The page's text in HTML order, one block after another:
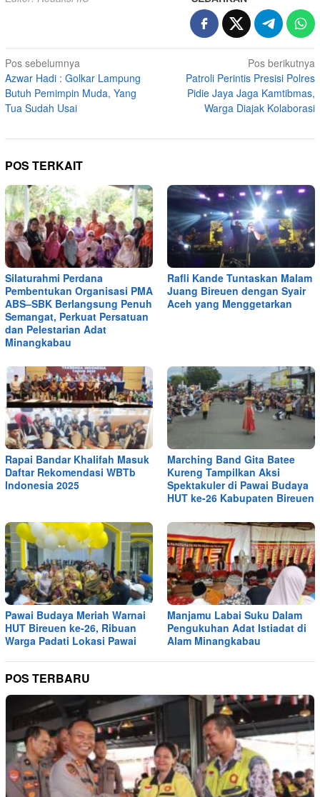
Navigasi
pos
Pos sebelumnya
Azwar Hadi : Golkar Lampung
Butuh Pemimpin Muda, Yang
Tua Sudah Usai
Pos berikutnya
Patroli Perintis Presisi Polres
Pidie Jaya Jaga Kamtibmas,
Warga Diajak Kolaborasi
POS TERKAIT
Silaturahmi Perdana
Pembentukan Organisasi PMA
ABS–SBK Berlangsung Penuh
Semangat, Perkuat Persatuan
dan Pelestarian Adat
Minangkabau
Rafli Kande Tuntaskan Malam
Juang Bireuen dengan Syair
Aceh yang Menggetarkan
Rapai Bandar Khalifah Masuk
Daftar Rekomendasi WBTb
Indonesia 2025
Marching Band Gita Batee
Kureng Tampilkan Aksi
Spektakuler di Pawai Budaya
HUT ke-26 Kabupaten Bireuen
Pawai Budaya Meriah Warnai
HUT Bireuen ke-26, Ribuan
Warga Padati Lokasi Pawai
Manjamu Labai Suku Dalam
Pengukuhan Adat Istiadat di
Alam Minangkabau
POS TERBARU